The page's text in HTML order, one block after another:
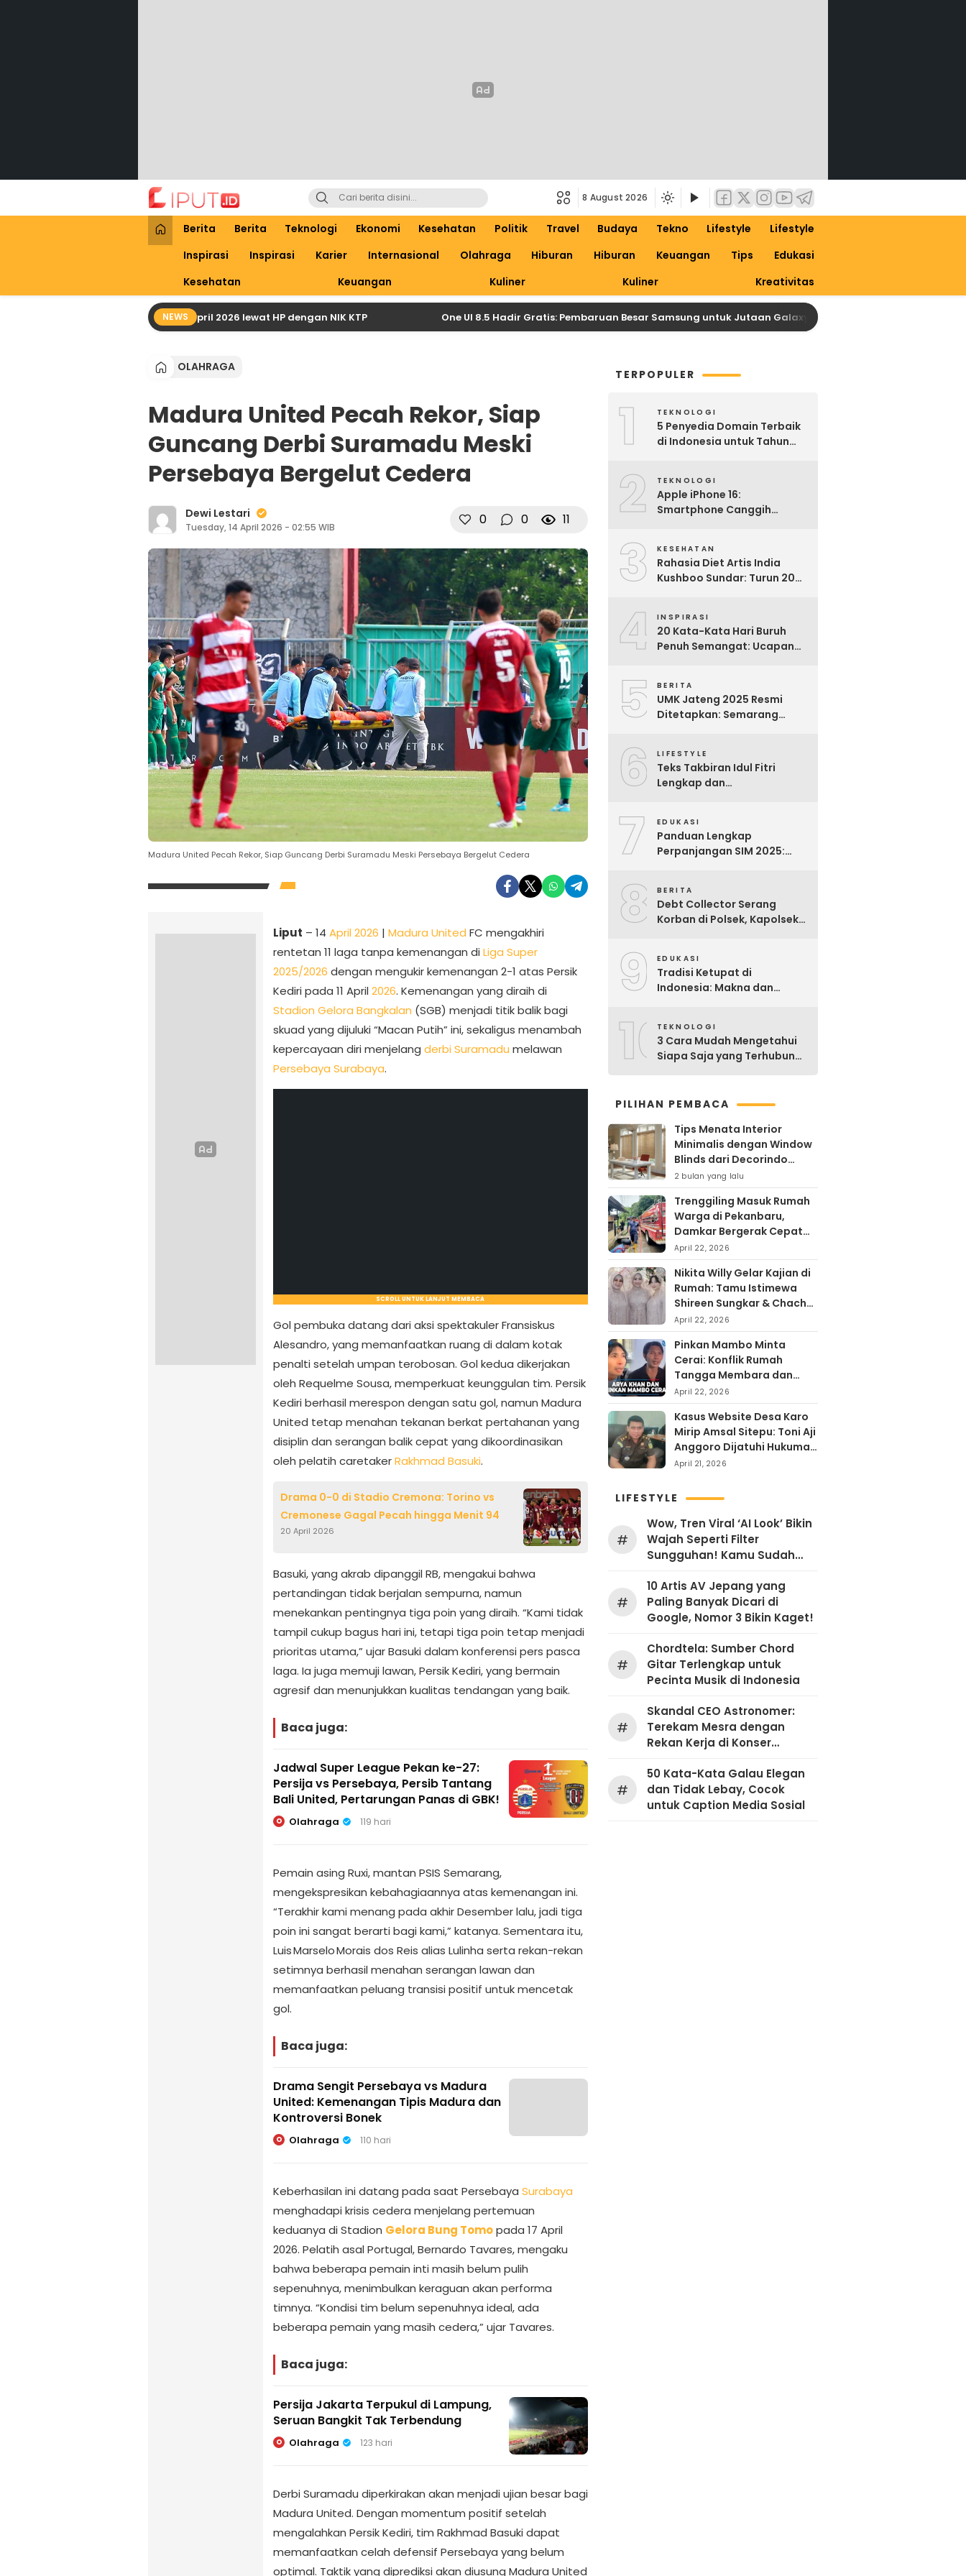
Liput
Liputan Digital
8 August 2026
Berita Berita Teknologi Ekonomi Kesehatan Politik Travel Budaya Tekno Lifestyle
Lifestyle
Inspirasi
Inspirasi Karier Internasional Olahraga Hiburan Hiburan Keuangan Tips
Edukasi
Kesehatan
Keuangan Kuliner Kuliner Kreativitas
NEWS
Cara Praktis Cek Bansos PKH April 2026 lewat HP dengan NIK KTP One UI 8.5 Hadir Gratis: Pembaruan Besar Samsung untuk Jutaan Galaxy, Siapkan Dirimu untuk One UI 9
OLAHRAGA
Madura United Pecah Rekor, Siap
Guncang Derbi Suramadu Meski
Persebaya Bergelut Cedera
Dewi Lestari
Tuesday, 14 April 2026 - 02:55 WIB 0 0 11
Madura United Pecah Rekor, Siap Guncang Derbi Suramadu Meski Persebaya Bergelut Cedera
Liput – 14 April 2026 | Madura United FC mengakhiri
rentetan 11 laga tanpa kemenangan di Liga Super
2025/2026 dengan mengukir kemenangan 2-1 atas Persik
Kediri pada 11 April 2026. Kemenangan yang diraih di
Stadion Gelora Bangkalan (SGB) menjadi titik balik bagi
skuad yang dijuluki “Macan Putih” ini, sekaligus menambah
kepercayaan diri menjelang derbi Suramadu melawan
Persebaya Surabaya.
SCROLL UNTUK LANJUT MEMBACA
Gol pembuka datang dari aksi spektakuler Fransiskus
Alesandro, yang memanfaatkan ruang di dalam kotak
penalti setelah umpan terobosan. Gol kedua dikerjakan
oleh Requelme Sousa, memperkuat keunggulan tim. Persik
Kediri berhasil merespon dengan satu gol, namun Madura
United tetap menahan tekanan berkat pertahanan yang
disiplin dan serangan balik cepat yang dikoordinasikan
oleh pelatih caretakerRakhmad Basuki.
Drama 0-0 di Stadio Cremona: Torino vs
Cremonese Gagal Pecah hingga Menit 94
20 April 2026
Basuki, yang akrab dipanggil RB, mengakui bahwa
pertandingan tidak berjalan sempurna, namun
menekankan pentingnya tiga poin yang diraih. “Kami tidak
tampil cukup bagus hari ini, tetapi tiga poin tetap menjadi
prioritas utama,” ujar Basuki dalam konferensi pers pasca
laga. Ia juga memuji lawan, Persik Kediri, yang bermain
agresif dan menunjukkan kualitas tendangan yang baik.
Baca juga:
Jadwal Super League Pekan ke-27:
Persija vs Persebaya, Persib Tantang
Bali United, Pertarungan Panas di GBK!
O Olahraga 119 hari
Pemain asing Ruxi, mantan PSIS Semarang,
mengekspresikan kebahagiaannya atas kemenangan ini.
“Terakhir kami menang pada akhir Desember lalu, jadi tiga
poin ini sangat berarti bagi kami,” katanya. Sementara itu,
Luis Marselo Morais dos Reis alias Lulinha serta rekan-rekan
setimnya berhasil menahan serangan lawan dan
memanfaatkan peluang transisi positif untuk mencetak
gol.
Baca juga:
Drama Sengit Persebaya vs Madura
United: Kemenangan Tipis Madura dan
Kontroversi Bonek
O Olahraga 110 hari
Keberhasilan ini datang pada saat Persebaya Surabaya
menghadapi krisis cedera menjelang pertemuan
keduanya di Stadion Gelora Bung Tomopada 17 April
2026. Pelatih asal Portugal, Bernardo Tavares, mengaku
bahwa beberapa pemain inti masih belum pulih
sepenuhnya, menimbulkan keraguan akan performa
timnya. “Kondisi tim belum sepenuhnya ideal, ada
beberapa pemain yang masih cedera,” ujar Tavares.
Baca juga:
Persija Jakarta Terpukul di Lampung,
Seruan Bangkit Tak Terbendung
O Olahraga 123 hari
Derbi Suramadu diperkirakan akan menjadi ujian besar bagi
Madura United. Dengan momentum positif setelah
mengalahkan Persik Kediri, tim Rakhmad Basuki dapat
memanfaatkan celah defensif Persebaya yang belum
optimal. Taktik yang diprediksi akan diusung Madura United
TERPOPULER
1 TEKNOLOGI
5 Penyedia Domain Terbaik
di Indonesia untuk Tahun
2 TEKNOLOGI
Apple iPhone 16:
Smartphone Canggih
3 KESEHATAN
Rahasia Diet Artis India
Kushboo Sundar: Turun 20
4 INSPIRASI
20 Kata-Kata Hari Buruh
Penuh Semangat: Ucapan
5 BERITA
UMK Jateng 2025 Resmi
Ditetapkan: Semarang
6 LIFESTYLE
Teks Takbiran Idul Fitri
Lengkap dan
7 EDUKASI
Panduan Lengkap
Perpanjangan SIM 2025:
8 BERITA
Debt Collector Serang
Korban di Polsek, Kapolsek
9 EDUKASI
Tradisi Ketupat di
Indonesia: Makna dan
10TEKNOLOGI
3 Cara Mudah Mengetahui
Siapa Saja yang Terhubung
PILIHAN PEMBACA
Tips Menata Interior
Minimalis dengan Window
Blinds dari Decorindo
Perkasa
2 bulan yang lalu
Trenggiling Masuk Rumah
Warga di Pekanbaru,
Damkar Bergerak Cepat
Lakukan Evakuasi Aman
April 22, 2026
Nikita Willy Gelar Kajian di
Rumah: Tamu Istimewa
Shireen Sungkar & Chacha
Frederika, Rayakan Hari
Kartini dengan
Kehangatan
April 22, 2026
Pinkan Mambo Minta
Cerai: Konflik Rumah
Tangga Membara dan
Kontroversi Uang Endorse
Arya Khan
April 22, 2026
Kasus Website Desa Karo
Mirip Amsal Sitepu: Toni Aji
Anggoro Dijatuhi Hukuman
Penjara
April 21, 2026
LIFESTYLE
#
Wow, Tren Viral ‘AI Look’ Bikin
Wajah Seperti Filter
Sungguhan! Kamu Sudah
#
10 Artis AV Jepang yang
Paling Banyak Dicari di
Google, Nomor 3 Bikin Kaget!
#
Chordtela: Sumber Chord
Gitar Terlengkap untuk
Pecinta Musik di Indonesia
#
Skandal CEO Astronomer:
Terekam Mesra dengan
Rekan Kerja di Konser
#
50 Kata-Kata Galau Elegan
dan Tidak Lebay, Cocok
untuk Caption Media Sosial